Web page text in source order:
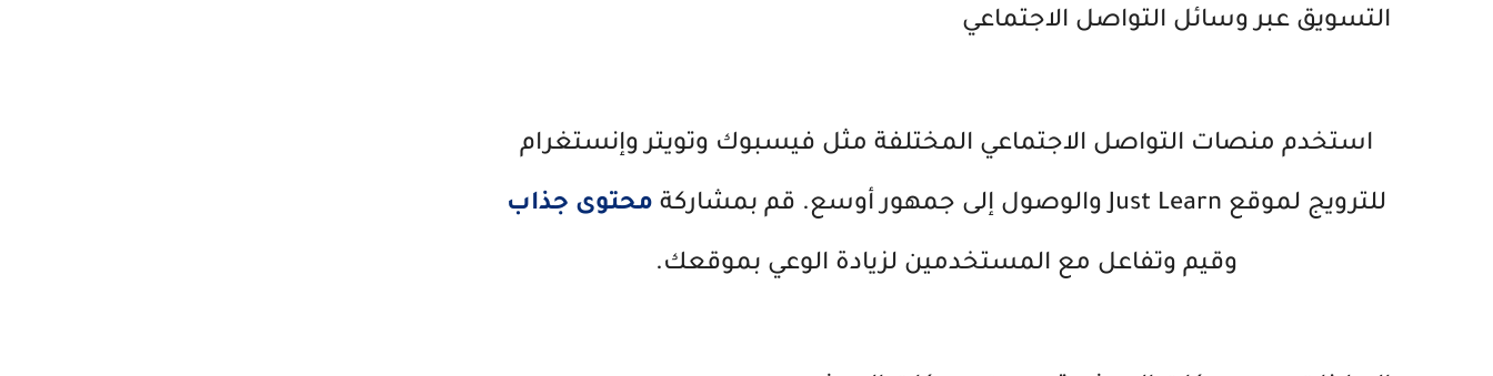
التسويق عبر وسائل التواصل الاجتماعي
استخدم منصات التواصل الاجتماعي المختلفة مثل فيسبوك وتويتر وإنستغرام
للترويج لموقع Just Learn والوصول إلى جمهور أوسع. قم بمشاركة محتوى جذاب
وقيم وتفاعل مع المستخدمين لزيادة الوعي بموقعك.